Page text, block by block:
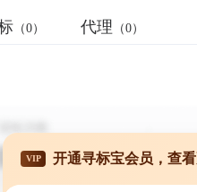
（0） 代理 （0）
VIP 开通寻标宝会员，查